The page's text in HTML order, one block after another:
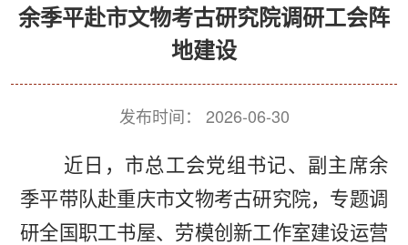
余季平赴市文物考古研究院调研工会阵
地建设
发布时间： 2026-06-30
近日，市总工会党组书记、副主席余
季平带队赴重庆市文物考古研究院，专题调
研全国职工书屋、劳模创新工作室建设运营